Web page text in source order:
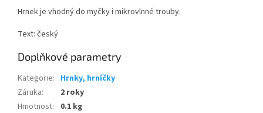
Hrnek je vhodný do myčky i mikrovlnné trouby.
Text: český
Doplňkové parametry
Kategorie: Hrnky, hrníčky
Záruka:
2 roky
Hmotnost:
0.1 kg